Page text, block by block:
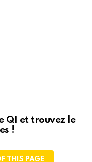
QI et trouvez le
!
THIS PAGE